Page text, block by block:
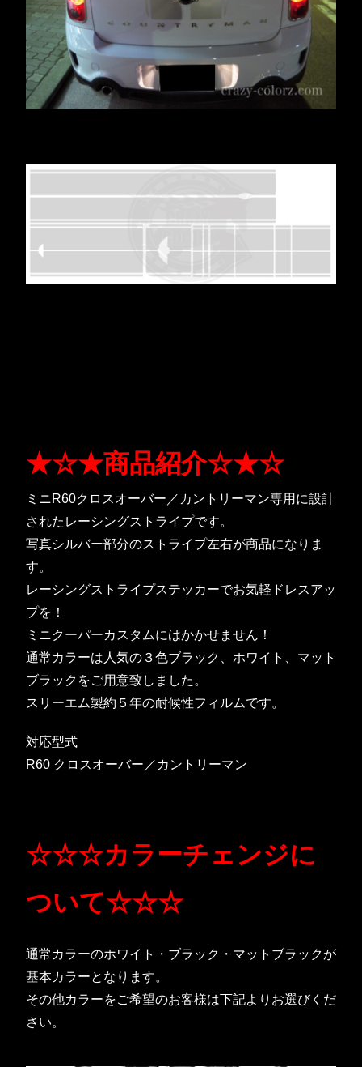
★☆★商品紹介☆★☆
ミニR60クロスオーバー／カントリーマン専用に設計
されたレーシングストライプです。
写真シルバー部分のストライプ左右が商品になりま
す。
レーシングストライプステッカーでお気軽ドレスアッ
プを！
ミニクーパーカスタムにはかかせません！
通常カラーは人気の３色ブラック、ホワイト、マット
ブラックをご用意致しました。
スリーエム製約５年の耐候性フィルムです。
対応型式
R60 クロスオーバー／カントリーマン
☆☆☆カラーチェンジに
ついて☆☆☆
通常カラーのホワイト・ブラック・マットブラックが
基本カラーとなります。
その他カラーをご希望のお客様は下記よりお選びくだ
さい。